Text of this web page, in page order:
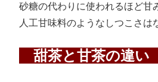
砂糖の代わりに使われるほど甘
人工甘味料のようなしつこさは
甜茶と甘茶の違い